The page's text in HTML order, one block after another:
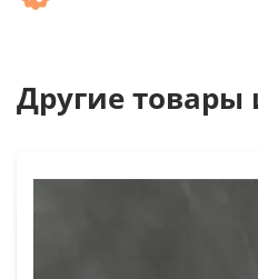
Другие товары